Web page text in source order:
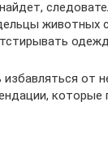
животных
от
которые